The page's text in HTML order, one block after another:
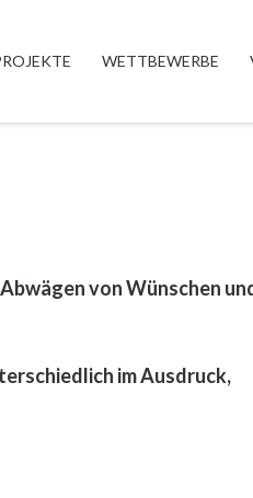
WETTBEWERBE
von Wünschen
im Ausdruck,